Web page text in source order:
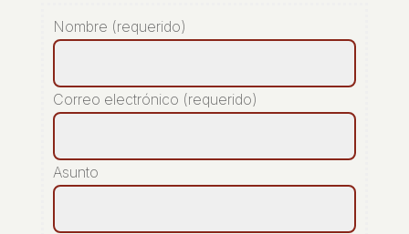
Nombre (requerido)
Correo electrónico (requerido)
Asunto